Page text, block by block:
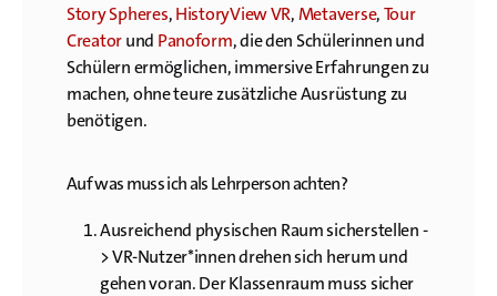
Story Spheres,HistoryView VR,Metaverse,Tour
Creatorund Panoform, die den Schülerinnen und
Schülern ermöglichen, immersive Erfahrungen zu
machen, ohne teure zusätzliche Ausrüstung zu
benötigen.
Auf was muss ich als Lehrperson achten?
Ausreichend physischen Raum sicherstellen -
> VR-Nutzer*innen drehen sich herum und
gehen voran. Der Klassenraum muss sicher